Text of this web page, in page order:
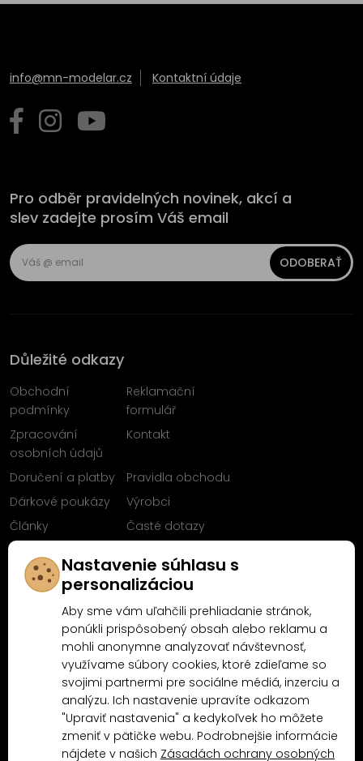
info@mn-modelar.cz Kontaktní údaje
Pro odběr pravidelných novinek, akcí a
slev zadejte prosím Váš email
ODOBERAŤ
Důležité odkazy
Obchodní
podmínky
Reklamační
formulář
Zpracování
osobních údajů
Kontakt
Doručení a platby
Pravidla obchodu
Dárkové poukázy
Výrobci
Články
Časté dotazy
Facebooku
Proč nakoupit u MN-Modelář.cz
4.9/5(10481x) 4.5/5 (189x)
Nastavenie súhlasu s
personalizáciou
Aby sme vám uľahčili prehliadanie stránok,
ponúkli prispôsobený obsah alebo reklamu a
mohli anonymne analyzovať návštevnosť,
využívame súbory cookies, ktoré zdieľame so
svojimi partnermi pre sociálne médiá, inzerciu a
analýzu. Ich nastavenie upravíte odkazom
"Upraviť nastavenia" a kedykoľvek ho môžete
zmeniť v pätičke webu. Podrobnejšie informácie
nájdete v našich Zásadách ochrany osobných